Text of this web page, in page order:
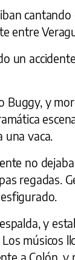
entre
un
Buggy, y
una vaca.
no
regadas.
y
músicos